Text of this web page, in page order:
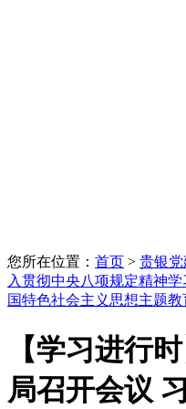
您所在位置： 首页 > 贵银党
入贯彻中央八项规定精神
国特色社会主义思想主题教
【学习进行
局召开会议